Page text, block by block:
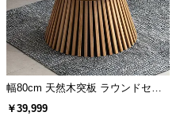
幅80cm 天然木突板 ラウンドセン
ターテーブル 美しい格子デザイン
￥39,999